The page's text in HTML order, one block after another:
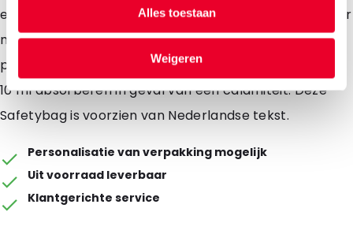
Alles toestaan
Weigeren
een vloeistof- en stofdichte zak met daarin een blister
met 3 posities, omgeven door een absorberende
pouch. Deze kan de volledige inhoud van 3 buizen van
10 ml absorberen in geval van een calamiteit. Deze
Safetybag is voorzien van Nederlandse tekst.
Personalisatie van verpakking mogelijk
Uit voorraad leverbaar
Klantgerichte service